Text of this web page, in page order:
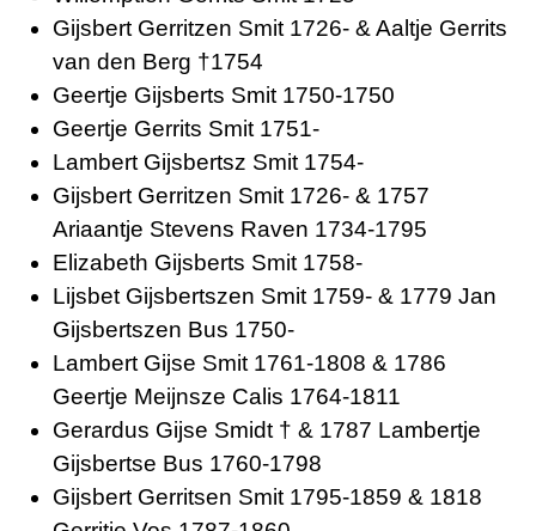
Gijsbert Gerritzen Smit 1726- & Aaltje Gerrits
van den Berg †1754
Geertje Gijsberts Smit 1750-1750
Geertje Gerrits Smit 1751-
Lambert Gijsbertsz Smit 1754-
Gijsbert Gerritzen Smit 1726- & 1757
Ariaantje Stevens Raven 1734-1795
Elizabeth Gijsberts Smit 1758-
Lijsbet Gijsbertszen Smit 1759- & 1779 Jan
Gijsbertszen Bus 1750-
Lambert Gijse Smit 1761-1808 & 1786
Geertje Meijnsze Calis 1764-1811
Gerardus Gijse Smidt † & 1787 Lambertje
Gijsbertse Bus 1760-1798
Gijsbert Gerritsen Smit 1795-1859 & 1818